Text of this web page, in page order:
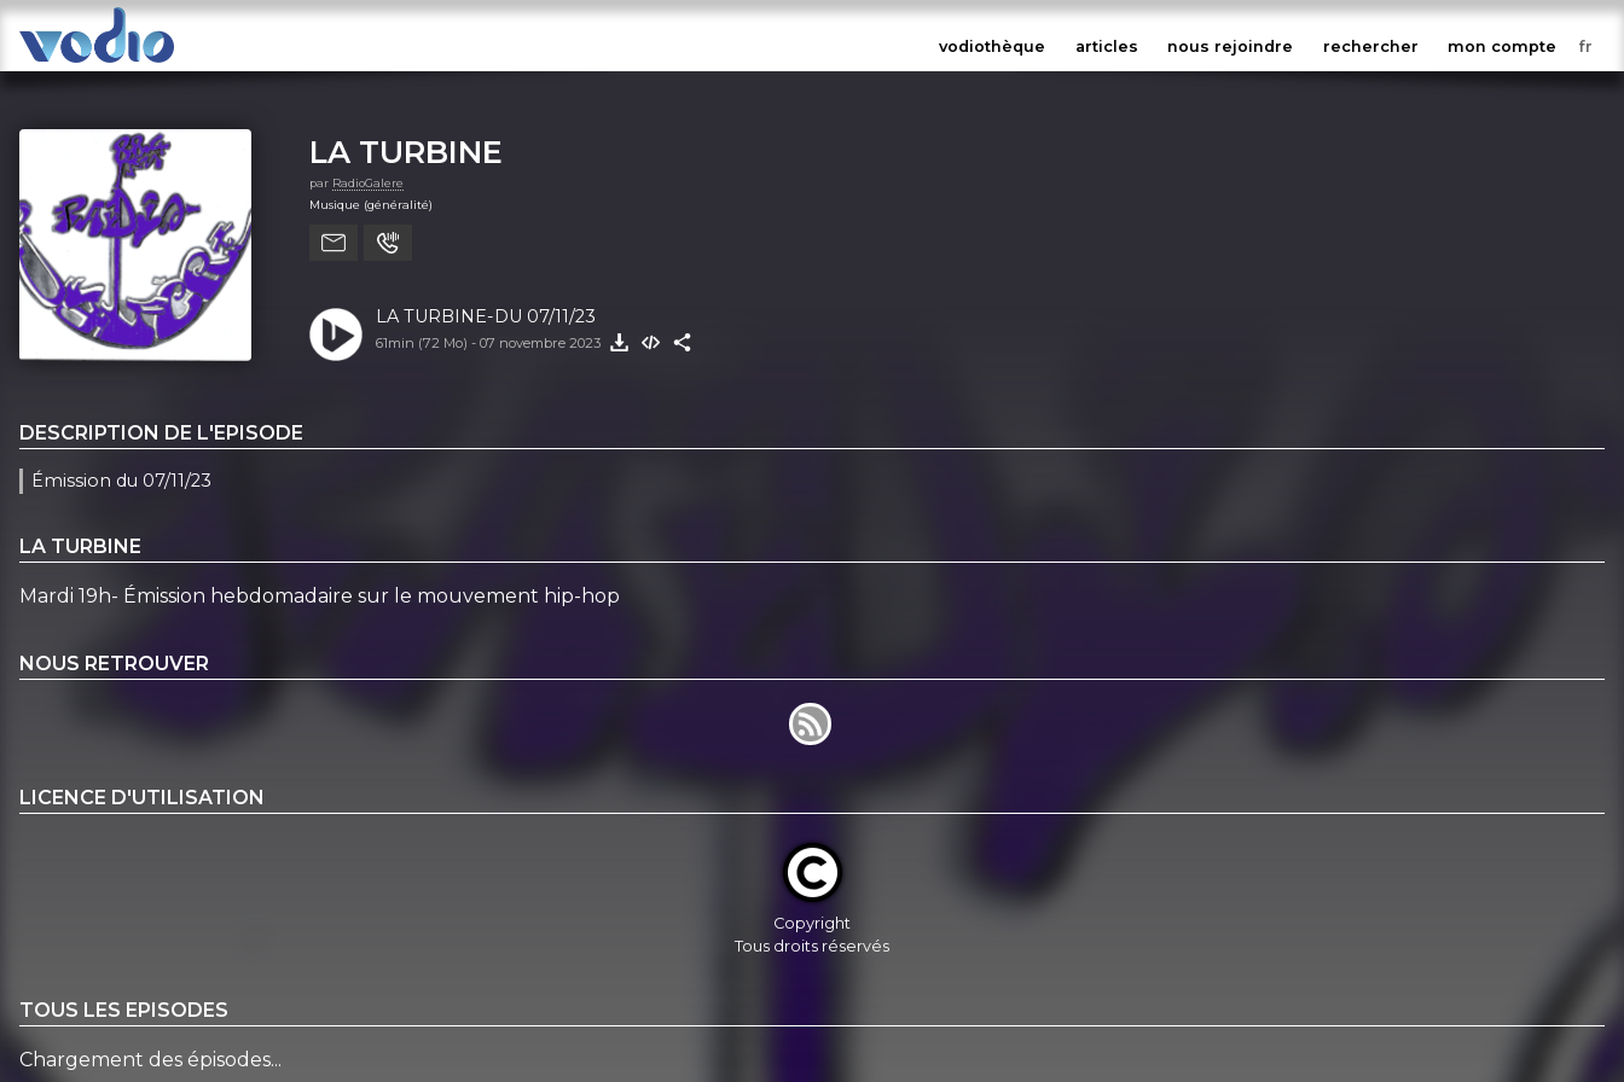
vodiothèque articles nous rejoindre rechercher mon compte
LA TURBINE
par RadioGalere
Musique (généralité)
LA TURBINE-DU 07/11/23
61min (72 Mo) - 07 novembre 2023
DESCRIPTION DE L'EPISODE
Émission du 07/11/23
LA TURBINE
Mardi 19h- Émission hebdomadaire sur le mouvement hip-hop
NOUS RETROUVER
LICENCE D'UTILISATION
Copyright
Tous droits réservés
TOUS LES EPISODES
Chargement des épisodes...